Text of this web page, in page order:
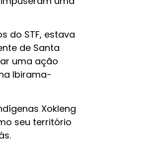
do STF, estava
de Santa
uma ação
Ibirama-
Xokleng
seu território